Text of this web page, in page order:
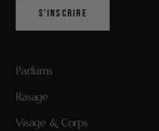
S'INSCRIRE
Parfums
Rasage
Visage & Corps